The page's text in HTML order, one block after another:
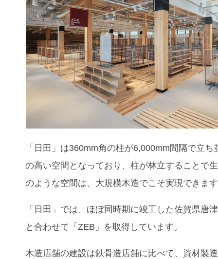
「日田」は360mm角の柱が6,000mm間隔で立ち
の高い空間となっており、柱が林立することで
のような空間は、大規模木造でこそ実現できま
「日田」では、ほぼ同時期に竣工した佐賀県唐
と合わせて「ZEB」を取得しています。
木造店舗の建設は鉄骨造店舗に比べて、資材製